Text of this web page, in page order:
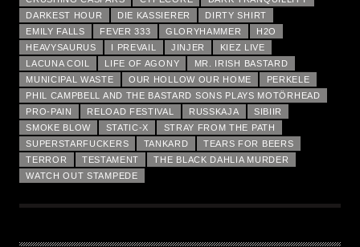
DARKEST HOUR
DIE KASSIERER
DIRTY SHIRT
EMILY FALLS
FEVER 333 GLORYHAMMER
H2O
HEAVYSAURUS
I PREVAIL JINJER
KIEZ LIVE
LACUNA COIL
LIFE OF AGONY
MR. IRISH BASTARD
MUNICIPAL WASTE
OUR HOLLOW OUR HOME
PERKELE
PHIL CAMPBELL AND THE BASTARD SONS PLAYS MOTÖRHEAD
PRO-PAIN
RELOAD FESTIVAL RUSSKAJA
SIBIIR
SMOKE BLOW
STATIC-X
STRAY FROM THE PATH
SUPERSTARFUCKERS
TANKARD
TEARS FOR BEERS
TERROR
TESTAMENT
THE BLACK DAHLIA MURDER
WATCH OUT STAMPEDE